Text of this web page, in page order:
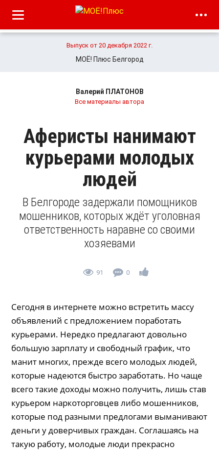
Выпуск от 20 декабря 2022 г.
МОЁ! Плюс Белгород
Валерий ПЛАТОНОВ
Все материалы автора
Аферисты нанимают
курьерами молодых
людей
В Белгороде задержали помощников
мошенников, которых ждёт уголовная
ответственность наравне со своими
хозяевами
91 0
Сегодня в интернете можно встретить массу
объявлений с предложением поработать
курьерами. Нередко предлагают довольно
большую зарплату и свободный график, что
манит многих, прежде всего молодых людей,
которые надеются быстро заработать. Но чаще
всего такие доходы можно получить, лишь став
курьером наркоторговцев либо мошенников,
которые под разными предлогами выманивают
деньги у доверчивых граждан. Соглашаясь на
такую работу, молодые люди прекрасно